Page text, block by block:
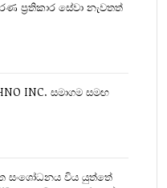
ප්‍රතිකාර සේවා නැවතත්
INC. සමාගම සමඟ
සංශෝධනය විය යුත්තේ